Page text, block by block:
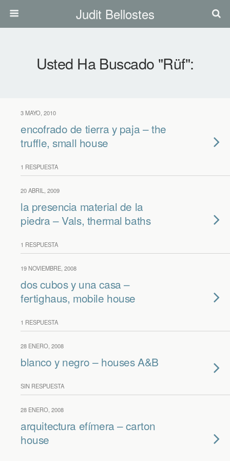
Judit Bellostes
Usted Ha Buscado "rüf":
3 MAYO, 2010
encofrado de tierra y paja – the
truffle, small house
1 RESPUESTA
20 ABRIL, 2009
la presencia material de la
piedra – Vals, thermal baths
1 RESPUESTA
19 NOVIEMBRE, 2008
dos cubos y una casa –
fertighaus, mobile house
1 RESPUESTA
28 ENERO, 2008
blanco y negro – houses A&B
SIN RESPUESTA
28 ENERO, 2008
arquitectura efímera – carton
house